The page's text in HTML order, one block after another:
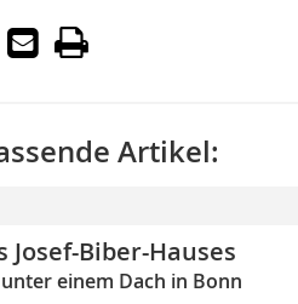
Artikel:
Josef-Biber-Hauses
einem Dach in Bonn